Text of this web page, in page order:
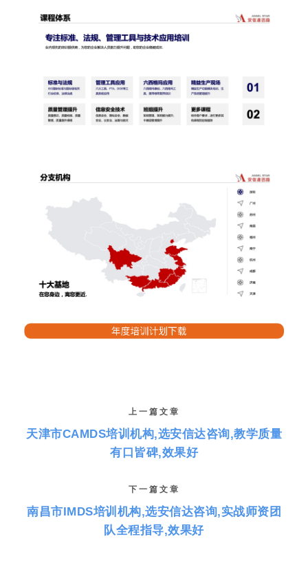
上一篇文章
天津市CAMDS培训机构,选安信达咨询,教学质量
有口皆碑,效果好
下一篇文章
南昌市IMDS培训机构,选安信达咨询,实战师资团
队全程指导,效果好